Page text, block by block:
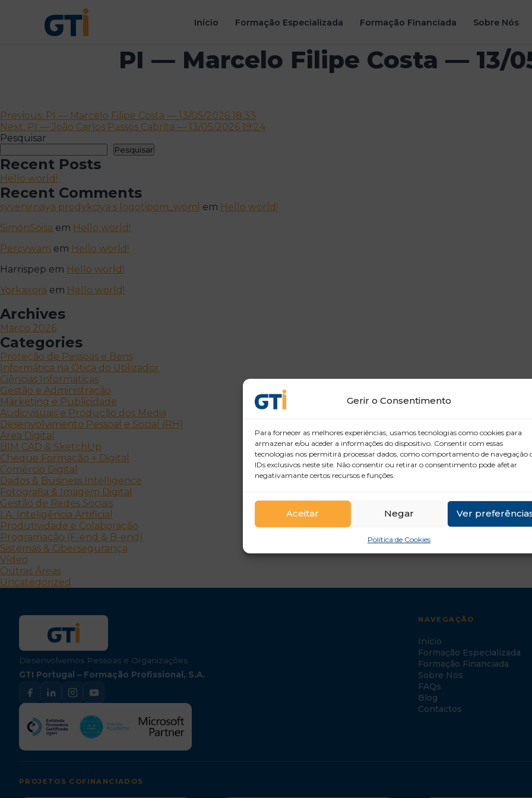
Gerir o Consentimento
Para fornecer as melhores experiências, usamos tecnologias como cookies para
armazenar e/ou aceder a informações do dispositivo. Consentir com essas
tecnologias nos permitirá processar dados, como comportamento de navegação
IDs exclusivos neste site. Não consentir ou retirar o consentimento pode afetar
negativamante certos recursos e funções.
Aceitar Negar Ver
Política de Cookies
Início Formação Especializada Formação Financiada Sobre Nós
PI — Marcelo Filipe Costa — 13/
Navegação
de
artigos
Previous: PI — Marcelo Filipe Costa — 13/05/2026 18:33
Next: PI — João Carlos Passos Cabrita — 13/05/2026 19:24
Pesquisar
Pesquisar
Recent Posts
Hello world!
Recent Comments
syvenirnaya prodykciya s logotipom_woml em Hello world!
SimonSoisa em Hello world!
Percywam em Hello world!
Harrispep em Hello world!
Yorkaxora em Hello world!
Archives
Março 2026
Categories
Proteção de Pessoas e Bens
Informática na Ótica do Utilizador
Ciências Informáticas
Gestão e Administração
Marketing e Publicidade
Audiovisuais e Produção dos Media
Desenvolvimento Pessoal e Social (RH)
Área Digital
BIM CAD & SketchUp
Cheque Formação + Digital
Comércio Digital
Dados & Business Intelligence
Fotografia & Imagem Digital
Gestão de Redes Sociais
I.A. Inteligência Artificial
Produtividade e Colaboração
Programação (F-end & B-end)
Sistemas & Cibersegurança
Vídeo
Outras Áreas
Uncategorized
Desenvolvemos Pessoas e Organizações
GTI Portugal – Formação Profissional, S.A.
NAVEGAÇÃO
Início
Formação Especializada
Formação Financiada
Sobre Nós
FAQs
Blog
Contactos
PROJETOS COFINANCIADOS